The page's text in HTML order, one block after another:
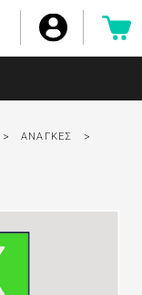
ΑΝΆΓΚΕΣ